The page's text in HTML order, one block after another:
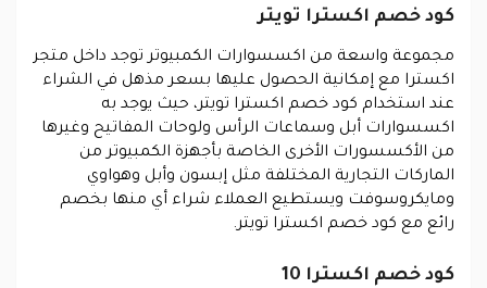
كود خصم اكسترا تويتر
مجموعة واسعة من اكسسوارات الكمبيوتر توجد داخل متجر
اكسترا مع إمكانية الحصول عليها بسعر مذهل في الشراء
عند استخدام كود خصم اكسترا تويتر، حيث يوجد به
اكسسوارات أبل وسماعات الرأس ولوحات المفاتيح وغيرها
من الأكسسورات الأخرى الخاصة بأجهزة الكمبيوتر من
الماركات التجارية المختلفة مثل إبسون وأبل وهواوي
ومايكروسوفت ويستطيع العملاء شراء أي منها بخصم
رائع مع كود خصم اكسترا تويتر.
كود خصم اكسترا 10